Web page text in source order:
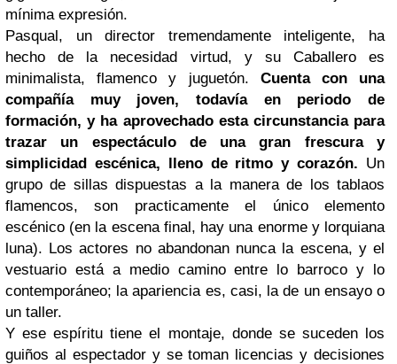
mínima expresión.
Pasqual, un director tremendamente inteligente, ha
hecho de la necesidad virtud, y su Caballero es
minimalista, flamenco y juguetón. Cuenta con una
compañía muy joven, todavía en periodo de
formación, y ha aprovechado esta circunstancia para
trazar un espectáculo de una gran frescura y
simplicidad escénica, lleno de ritmo y corazón. Un
grupo de sillas dispuestas a la manera de los tablaos
flamencos, son practicamente el único elemento
escénico (en la escena final, hay una enorme y lorquiana
luna). Los actores no abandonan nunca la escena, y el
vestuario está a medio camino entre lo barroco y lo
contemporáneo; la apariencia es, casi, la de un ensayo o
un taller.
Y ese espíritu tiene el montaje, donde se suceden los
guiños al espectador y se toman licencias y decisiones